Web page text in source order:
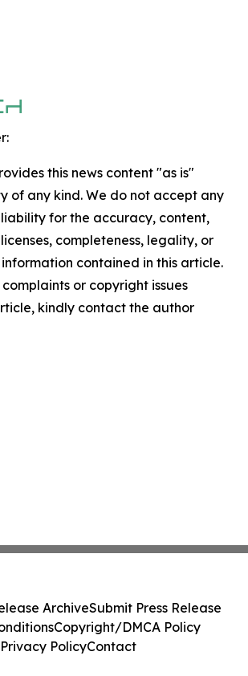
this news content "as is"
of any kind. We do not accept any
for the accuracy, content,
completeness, legality, or
contained in this article.
or copyright issues
kindly contact the author
ArchiveSubmit Press Release
Copyright/DMCA Policy
Privacy PolicyContact